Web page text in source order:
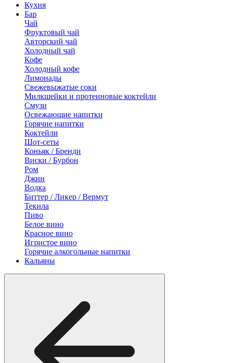
Кухня
Бар
Чай
Фруктовый чай
Авторский чай
Холодный чай
Кофе
Холодный кофе
Лимонады
Свежевыжатые соки
Милкшейки и протеиновые коктейли
Смузи
Освежающие напитки
Горячие напитки
Коктейли
Шот-сеты
Коньяк / Бренди
Виски / Бурбон
Ром
Джин
Водка
Биттер / Ликер / Вермут
Текила
Пиво
Белое вино
Красное вино
Игристое вино
Горячие алкогольные напитки
Кальяны